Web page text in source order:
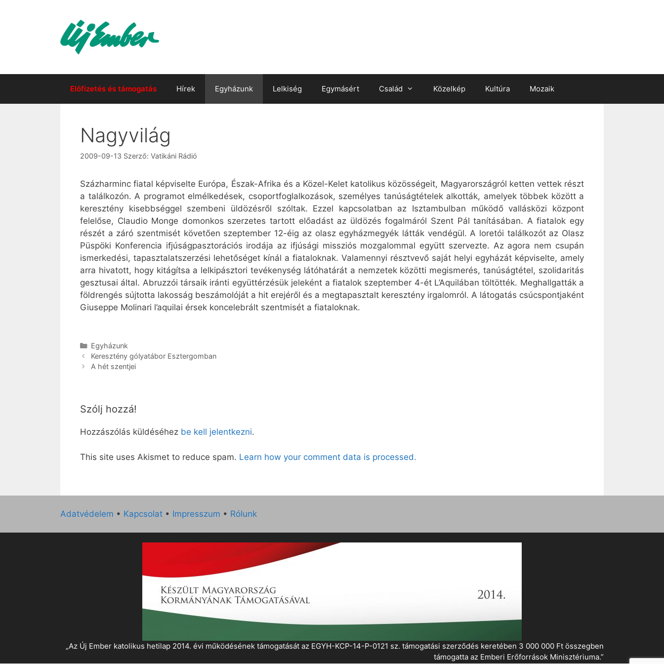
Előfizetés és támogatás Hírek Egyházunk Lelkiség Egymásért Család Közelkép Kultúra Mozaik
Nagyvilág
2009-09-13 Szerző: Vatikáni Rádió
Százharminc fiatal képviselte Európa, Észak-Afrika és a Közel-Kelet katolikus közösségeit, Magyarországról ketten vettek részt
a találkozón. A programot elmélkedések, csoportfoglalkozások, személyes tanúságtételek alkották, amelyek többek között a
keresztény kisebbséggel szembeni üldözésről szóltak. Ezzel kapcsolatban az Isztambulban működő vallásközi központ
felelőse, Claudio Monge domonkos szerzetes tartott előadást az üldözés fogalmáról Szent Pál tanításában. A fiatalok egy
részét a záró szentmisét követően szeptember 12-éig az olasz egyházmegyék látták vendégül. A loretói találkozót az Olasz
Püspöki Konferencia ifjúságpasztorációs irodája az ifjúsági missziós mozgalommal együtt szervezte. Az agora nem csupán
ismerkedési, tapasztalatszerzési lehetőséget kínál a fiataloknak. Valamennyi résztvevő saját helyi egyházát képviselte, amely
arra hivatott, hogy kitágítsa a lelkipásztori tevékenység látóhatárát a nemzetek közötti megismerés, tanúságtétel, szolidaritás
gesztusai által. Abruzzói társaik iránti együttérzésük jeleként a fiatalok szeptember 4-ét L’Aquilában töltötték. Meghallgatták a
földrengés sújtotta lakosság beszámolóját a hit erejéről és a megtapasztalt keresztény irgalomról. A látogatás csúcspontjaként
Giuseppe Molinari l’aquilai érsek koncelebrált szentmisét a fiataloknak.
Kategória
Egyházunk
Keresztény gólyatábor Esztergomban
A hét szentjei
Szólj hozzá!
Hozzászólás küldéséhez be kell jelentkezni.
This site uses Akismet to reduce spam. Learn how your comment data is processed.
Adatvédelem • Kapcsolat • Impresszum • Rólunk
„Az Új Ember katolikus hetilap 2014. évi működésének támogatását az EGYH-KCP-14-P-0121 sz. támogatási szerződés keretében 3 000 000 Ft összegben
támogatta az Emberi Erőforrások Minisztériuma.”